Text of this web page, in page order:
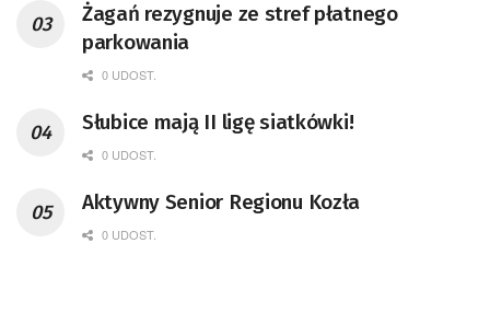
Żagań rezygnuje ze stref płatnego
parkowania
0 UDOST.
Słubice mają II ligę siatkówki!
0 UDOST.
Aktywny Senior Regionu Kozła
0 UDOST.